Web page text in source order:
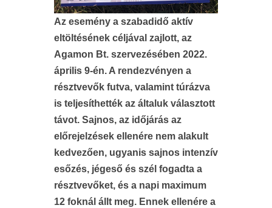
Az esemény a szabadidő aktív
eltöltésének céljával zajlott, az
Agamon Bt. szervezésében 2022.
április 9-én. A rendezvényen a
résztvevők futva, valamint túrázva
is teljesíthették az általuk választott
távot. Sajnos, az időjárás az
előrejelzések ellenére nem alakult
kedvezően, ugyanis sajnos intenzív
esőzés, jégeső és szél fogadta a
résztvevőket, és a napi maximum
12 foknál állt meg. Ennek ellenére a